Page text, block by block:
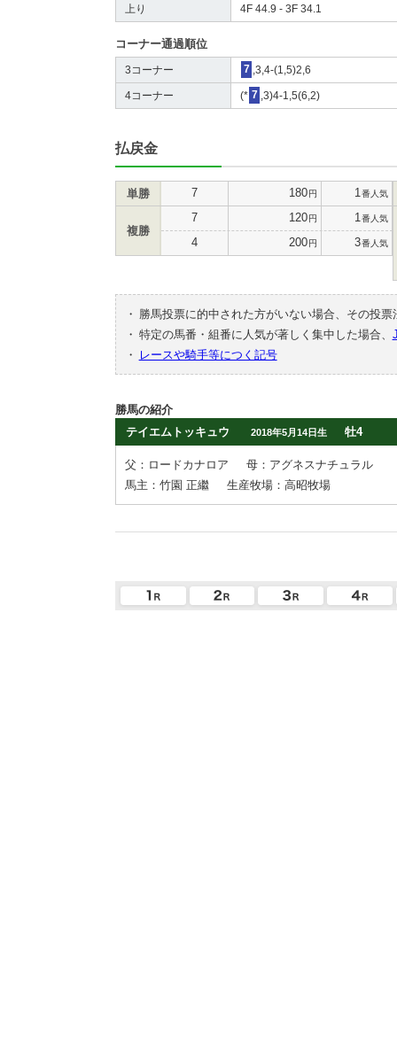
上り 4F 44.9 - 3F 34.1
コーナー通過順位
3コーナー 7 ,3,4-(1,5)2,6
4コーナー (* 7 ,3)4-1,5(6,2)
払戻金
単勝 7 180円 1 番人気
複勝
7 120円 1 番人気
4 200円 3番人気
・
勝馬投票に的中された方がいない場合、その投
・ 特定の馬番・組番に人気が著しく集中した場合、
・
レースや騎手等につく記号
勝馬の紹介
テイエムトッキュウ
2018年5月14日生 牡4
父：ロードカナロア
母：アグネスナチュラル
馬主：竹園 正繼
生産牧場：高昭牧場